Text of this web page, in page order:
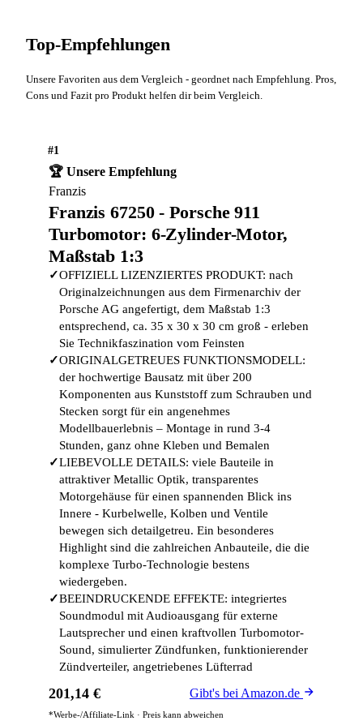
Top-Empfehlungen
Unsere Favoriten aus dem Vergleich - geordnet nach Empfehlung. Pros,
Cons und Fazit pro Produkt helfen dir beim Vergleich.
#1
🏆 Unsere Empfehlung
Franzis
Franzis 67250 - Porsche 911
Turbomotor: 6-Zylinder-Motor,
Maßstab 1:3
✓OFFIZIELL LIZENZIERTES PRODUKT: nach
Originalzeichnungen aus dem Firmenarchiv der
Porsche AG angefertigt, dem Maßstab 1:3
entsprechend, ca. 35 x 30 x 30 cm groß - erleben
Sie Technikfaszination vom Feinsten
✓ORIGINALGETREUES FUNKTIONSMODELL:
der hochwertige Bausatz mit über 200
Komponenten aus Kunststoff zum Schrauben und
Stecken sorgt für ein angenehmes
Modellbauerlebnis – Montage in rund 3-4
Stunden, ganz ohne Kleben und Bemalen
✓LIEBEVOLLE DETAILS: viele Bauteile in
attraktiver Metallic Optik, transparentes
Motorgehäuse für einen spannenden Blick ins
Innere - Kurbelwelle, Kolben und Ventile
bewegen sich detailgetreu. Ein besonderes
Highlight sind die zahlreichen Anbauteile, die die
komplexe Turbo-Technologie bestens
wiedergeben.
✓BEEINDRUCKENDE EFFEKTE: integriertes
Soundmodul mit Audioausgang für externe
Lautsprecher und einen kraftvollen Turbomotor-
Sound, simulierter Zündfunken, funktionierender
Zündverteiler, angetriebenes Lüfterrad
201,14 € Gibt's bei Amazon.de
*Werbe-/Affiliate-Link · Preis kann abweichen